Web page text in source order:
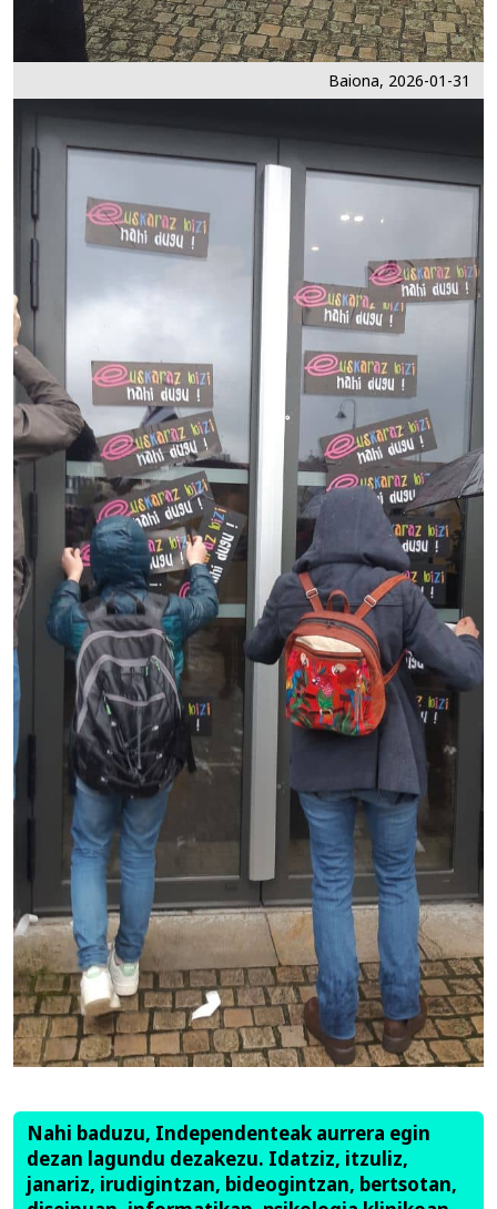
Baiona, 2026-01-31
Nahi baduzu, Independenteak aurrera egin
dezan lagundu dezakezu. Idatziz, itzuliz,
janariz, irudigintzan, bideogintzan, bertsotan,